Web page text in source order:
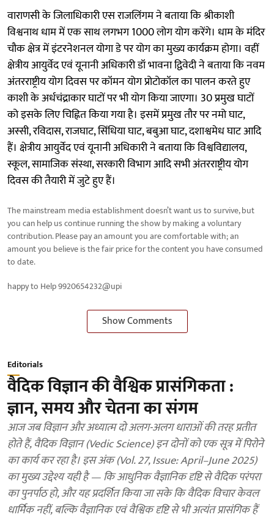
वाराणसी के जिलाधिकारी एस राजलिंगम ने बताया कि श्रीकाशी
विश्वनाथ धाम में एक साथ लगभग 1000 लोग योग करेंगे। धाम के मंदिर
चौक क्षेत्र में इंटरनेशनल योगा डे पर योग का मुख्य कार्यक्रम होगा। वहीं
क्षेत्रीय आयुर्वेद एवं यूनानी अधिकारी डॉ भावना द्विवेदी ने बताया कि नवम
अंतरराष्ट्रीय योग दिवस पर कॉमन योग प्रोटोकॉल का पालन करते हुए
काशी के अर्धचंद्राकार घाटों पर भी योग किया जाएगा। 30 प्रमुख घाटों
को इसके लिए चिह्नित किया गया है। इसमें प्रमुख तौर पर नमो घाट,
अस्सी, रविदास, राजघाट, सिंधिया घाट, बबुआ घाट, दशाश्वमेध घाट आदि
हैं। क्षेत्रीय आयुर्वेद एवं यूनानी अधिकारी ने बताया कि विश्वविद्यालय,
स्कूल, सामाजिक संस्था, सरकारी विभाग आदि सभी अंतरराष्ट्रीय योग
दिवस की तैयारी में जुटे हुए हैं।
The mainstream media establishment doesn’t want us to survive, but
you can help us continue running the show by making a voluntary
contribution. Please pay an amount you are comfortable with; an
amount you believe is the fair price for the content you have consumed
to date.
happy to Help 9920654232@upi
Show Comments
Editorials
वैदिक विज्ञान की वैश्विक प्रासंगिकता :
ज्ञान, समय और चेतना का संगम
आज जब विज्ञान और अध्यात्म दो अलग-अलग धाराओं की तरह प्रतीत
होते हैं, वैदिक विज्ञान (Vedic Science) इन दोनों को एक सूत्र में पिरोने
का कार्य कर रहा है। इस अंक (Vol. 27, Issue: April–June 2025)
का मुख्य उद्देश्य यही है — कि आधुनिक वैज्ञानिक दृष्टि से वैदिक परंपरा
का पुनर्पाठ हो, और यह प्रदर्शित किया जा सके कि वैदिक विचार केवल
धार्मिक नहीं, बल्कि वैज्ञानिक एवं वैश्विक दृष्टि से भी अत्यंत प्रासंगिक हैं